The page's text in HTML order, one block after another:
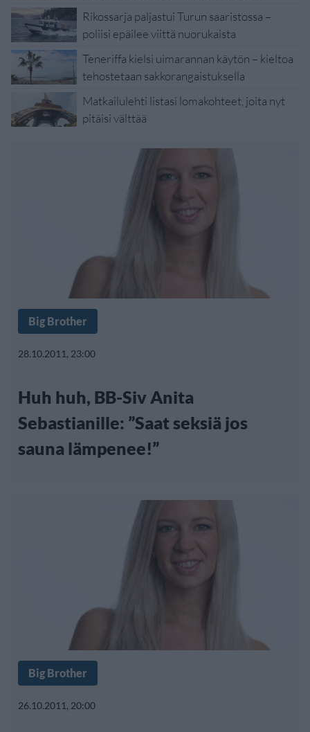
Rikossarja paljastui Turun saaristossa –
poliisi epäilee viittä nuorukaista
Teneriffa kielsi uimarannan käytön – kieltoa
tehostetaan sakkorangaistuksella
Matkailulehti listasi lomakohteet, joita nyt
pitäisi välttää
Big Brother
28.10.2011, 23:00
Huh huh, BB-Siv Anita
Sebastianille: ”Saat seksiä jos
sauna lämpenee!”
Big Brother
26.10.2011, 20:00